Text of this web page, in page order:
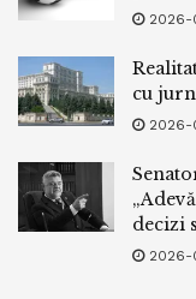
2026-
cu
2026-
decizi
2026-